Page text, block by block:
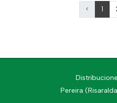
< 1
Pereira